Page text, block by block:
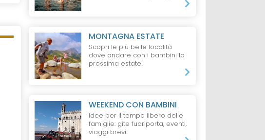
MONTAGNA ESTATE
Scopri le più belle località
dove andare con i bambini la
prossima estate!
WEEKEND CON BAMBINI
Idee per il tempo libero delle
famiglie: gite fuoriporta, eventi,
viaggi brevi.